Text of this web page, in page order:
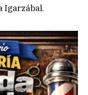
Igarzábal.